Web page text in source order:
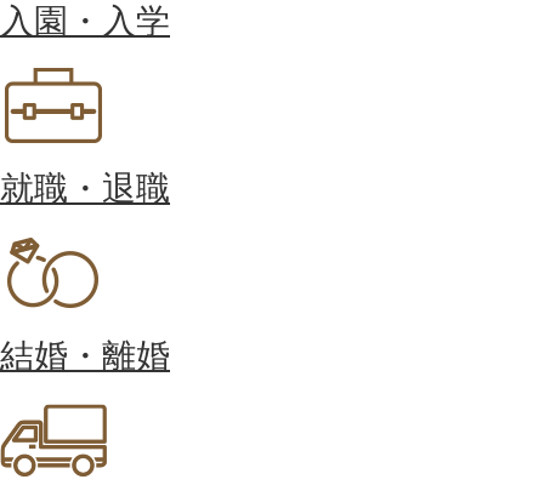
入園・入学
就職・退職
結婚・離婚